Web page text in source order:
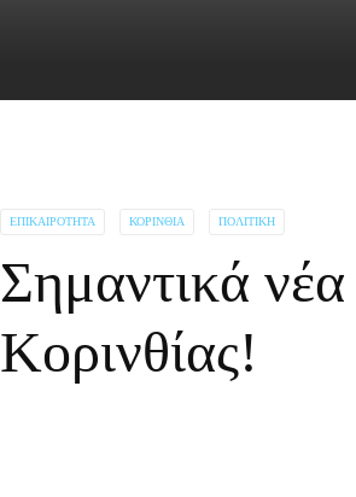
ΕΠΙΚΑΙΡΌΤΗΤΑ ΚΟΡΙΝΘΊΑ ΠΟΛΙΤΙΚΉ
Σημαντικά
Κορινθίας!